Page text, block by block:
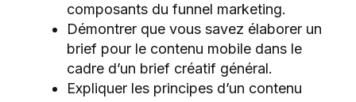
composants du funnel marketing.
Démontrer que vous savez élaborer un
brief pour le contenu mobile dans le
cadre d’un brief créatif général.
Expliquer les principes d’un contenu